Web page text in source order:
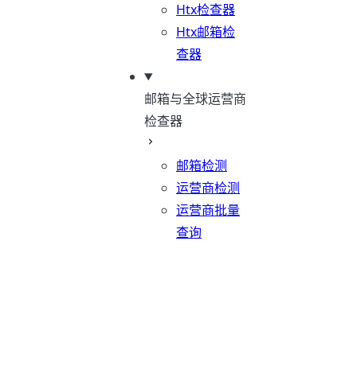
Htx检查器
Htx邮箱检
查器
邮箱与全球运营商
检查器
邮箱检测
运营商检测
运营商批量
查询